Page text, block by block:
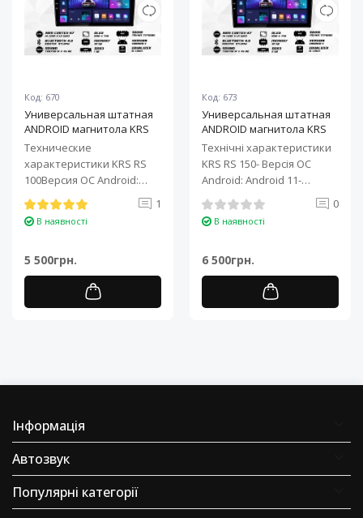
Код: 670
Универсальная штатная
ANDROID магнитола KRS
RS 100 9" 1/32 GB
Технические
характеристики KRS RS
100Версия ОС Android:
Android 11Процессор: 4-
ядерный ARM Cortex-A7..
1
В наявності
5 500грн.
Код: 673
Универсальная штатная
ANDROID магнитола KRS
RS 150 10" 2/32 GB
Технічні характеристики
KRS RS 150- Версія ОС
Android: Android 11-
Процесор: 4-ядерний ARM
Cortex-A7..
0
В наявності
6 500грн.
Інформація
Автозвук
Популярні категорії